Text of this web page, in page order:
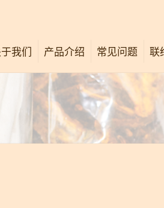
我们 产品介绍
唐太宗活络油
唐太宗膏
舒痛按压法
常见问题 联